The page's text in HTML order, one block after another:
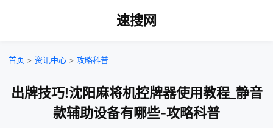
速搜网
首页 > 资讯中心 > 攻略科普
出牌技巧!沈阳麻将机控牌器使用教程_静音
款辅助设备有哪些-攻略科普